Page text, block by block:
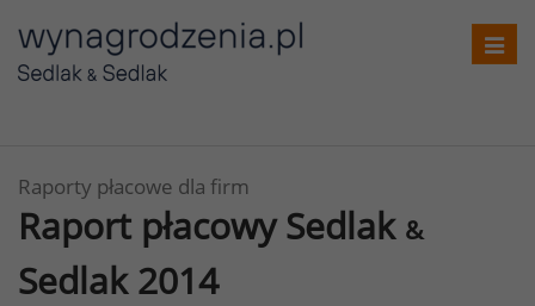
Raporty płacowe dla firm
Raport płacowy Sedlak &
Sedlak 2014